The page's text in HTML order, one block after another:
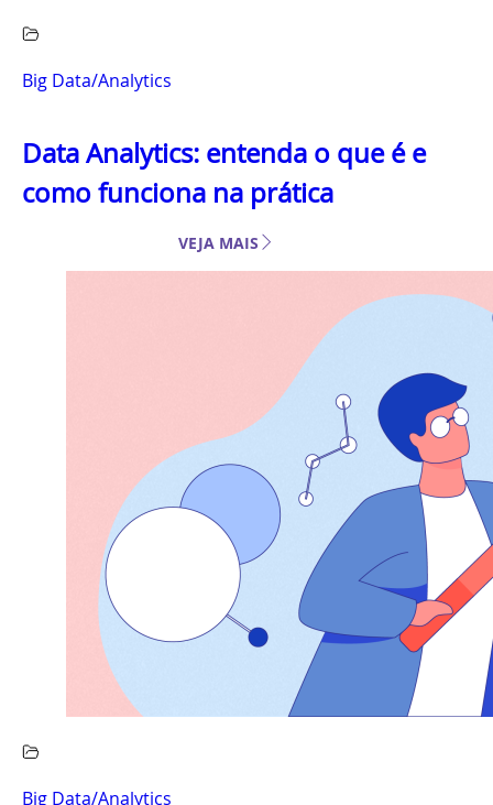
Big Data/Analytics
Data Analytics: entenda o que é e
como funciona na prática
VEJA MAIS
Big Data/Analytics